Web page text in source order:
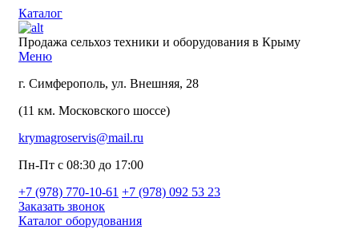
Каталог
Продажа сельхоз техники и оборудования в Крыму
Меню
г. Симферополь, ул. Внешняя, 28
(11 км. Московского шоссе)
krymagroservis@mail.ru
Пн-Пт с 08:30 до 17:00
+7 (978) 770-10-61 +7 (978) 092 53 23
Заказать звонок
Каталог оборудования